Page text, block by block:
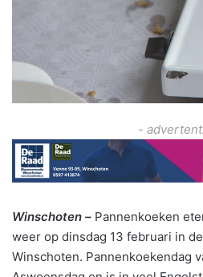
-
Winschoten – Pannenkoeken
weer op dinsdag 13 februari in
Winschoten. Pannenkoekendag